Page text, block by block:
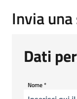
Invia
Dati
Nome*